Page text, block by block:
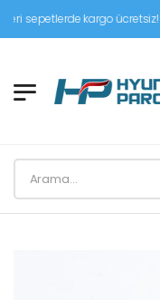
kargo ücretsiz!